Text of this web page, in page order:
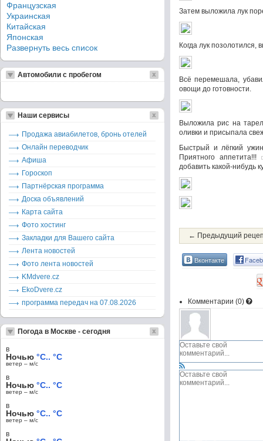
Затем выложила лук
Когда лук
Всё перемешала,
овощи до готовности.
Выложила рис на
оливки и присыпала
Быстрый и лёгкий
Приятного аппетита!!!
добавить какой-нибудь
← Предыдущий
Вконтакте
Комментарии (0)
Французская
Украинская
Китайская
Японская
Развернуть весь список
Автомобили с пробегом
Наши сервисы
Продажа авиабилетов, бронь отелей
Онлайн переводчик
Афиша
Гороскоп
Партнёрская программа
Доска объявлений
Карта сайта
Фото хостинг
Закладки для Вашего сайта
Лента новостей
Фото лента новостей
KMdvere.cz
EkoDvere.cz
программа передач на 07.08.2026
Погода в Москве - сегодня
в
Ночью °C.. °C
ветер – м/c
в
Ночью °C.. °C
ветер – м/c
в
Ночью °C.. °C
ветер – м/c
в